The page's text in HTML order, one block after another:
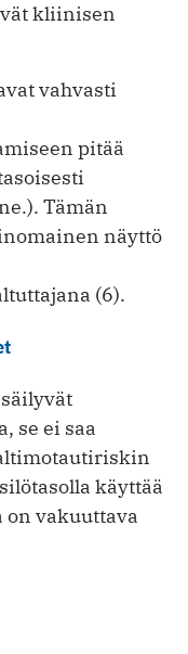
kliinisen
vahvasti
pitää
Tämän
näyttö
(6).
se ei saa
käyttää
on vakuuttava